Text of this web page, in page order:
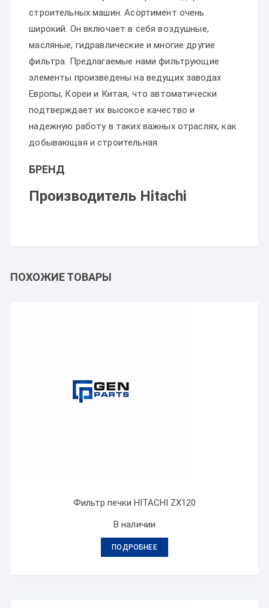
строительных машин. Асортимент очень
широкий. Он включает в себя воздушные,
масляные, гидравлические и многие другие
фильтра. Предлагаемые нами фильтрующие
элементы произведены на ведущих заводах
Европы, Кореи и Китая, что автоматически
подтверждает их высокое качество и
надежную работу в таких важных отраслях, как
добывающая и строительная.
БРЕНД
Производитель Hitachi
ПОХОЖИЕ ТОВАРЫ
Фильтр печки HITACHI ZX120
В наличии
ПОДРОБНЕЕ